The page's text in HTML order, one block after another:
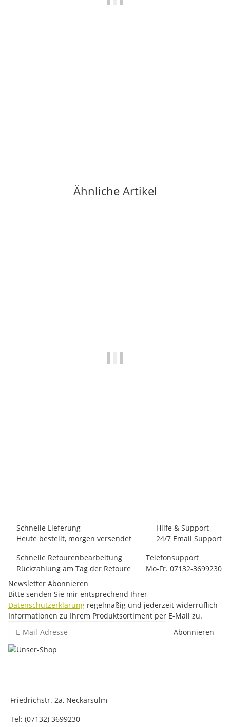
Ähnliche Artikel
Schnelle Lieferung
Heute bestellt, morgen versendet
Hilfe & Support
24/7 Email Support
Schnelle Retourenbearbeitung
Rückzahlung am Tag der Retoure
Telefonsupport
Mo-Fr. 07132-3699230
Newsletter Abonnieren
Bitte senden Sie mir entsprechend Ihrer
Datenschutzerklärung regelmäßig und jederzeit widerruflich
Informationen zu Ihrem Produktsortiment per E-Mail zu.
Abonnieren
Friedrichstr. 2a, Neckarsulm
Tel: (07132) 3699230